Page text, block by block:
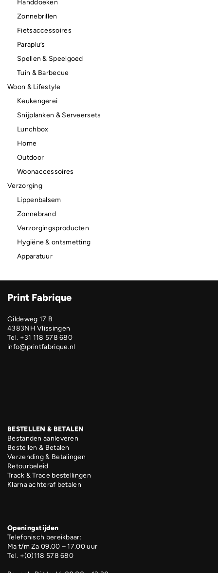
Handdoeken
Zonnebrillen
Fietsaccessoires
Paraplu’s
Spellen & Speelgoed
Tuin & Barbecue
Woon & Lifestyle
Keukengerei
Snijplanken & Serveersets
Lunchbox
Home
Outdoor
Woonaccessoires
Verzorging
Lippenbalsem
Zonnebrand
Verzorgingsproducten
Hygiëne & ontsmetting
Apparatuur
Print Fabrique
Gildeweg 17 B
4383NH Vlissingen
Tel. +31 118 578 680
info@printfabrique.nl
BESTELLEN & BETALEN
Bestanden aanleveren
Bestellen & Betalen
Verzending & Betalingen
Retourbeleid
Track & Trace bestellingen
Klarna achteraf betalen
Openingstijden
Telefonisch bereikbaar:
Ma t/m Za 09.00 – 17.00 uur
Tel. +(0)118 578 680